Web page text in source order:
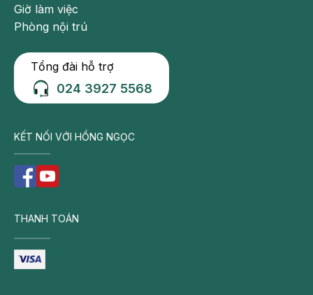
Giờ làm việc
Phòng nội trú
Tổng đài hỗ trợ
024 3927 5568
KẾT NỐI VỚI HỒNG NGỌC
THANH TOÁN